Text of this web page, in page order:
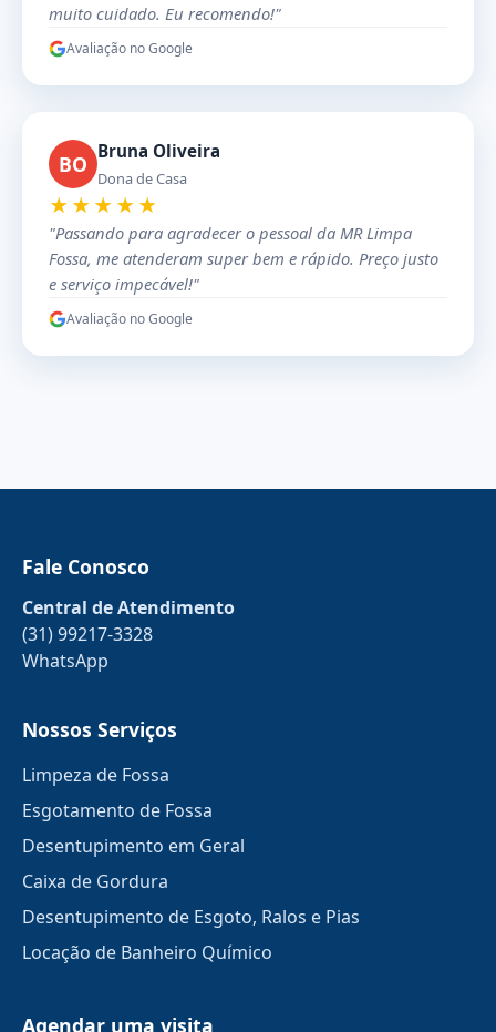
muito cuidado. Eu recomendo!"
Avaliação no Google
BO Bruna Oliveira
Dona de Casa
★★★★★
"Passando para agradecer o pessoal da MR Limpa
Fossa, me atenderam super bem e rápido. Preço justo
e serviço impecável!"
Avaliação no Google
Fale Conosco
Central de Atendimento
(31) 99217-3328
WhatsApp
Nossos Serviços
Limpeza de Fossa
Esgotamento de Fossa
Desentupimento em Geral
Caixa de Gordura
Desentupimento de Esgoto, Ralos e Pias
Locação de Banheiro Químico
Agendar uma visita